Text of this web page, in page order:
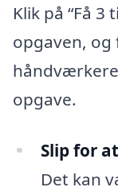
Klik på “Få
opgaven,
opgave.
Slip for
Det kan